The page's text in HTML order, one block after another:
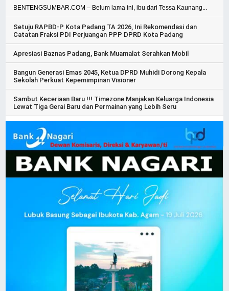
BENTENGSUMBAR.COM – Belum lama ini, ibu dari Tessa Kaunang...
Setuju RAPBD-P Kota Padang TA 2026, Ini Rekomendasi dan
Catatan Fraksi PDI Perjuangan PPP DPRD Kota Padang
Apresiasi Baznas Padang, Bank Muamalat Serahkan Mobil
Bangun Generasi Emas 2045, Ketua DPRD Muhidi Dorong Kepala
Sekolah Perkuat Kepemimpinan Visioner
Sambut Keceriaan Baru !!! Timezone Manjakan Keluarga Indonesia
Lewat Tiga Gerai Baru dan Permainan yang Lebih Seru